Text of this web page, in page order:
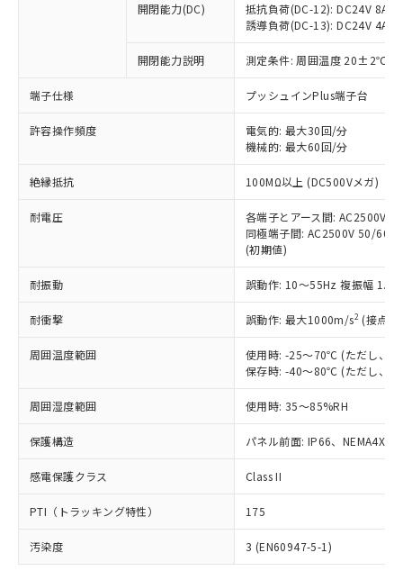
開閉能力(DC)
抵抗負荷(DC-12): DC24V 8A/
誘導負荷(DC-13): DC24V 4A/
開閉能力説明 測定条件: 周囲温度 20±2℃、
端子仕様 プッシュインPlus端子台
許容操作頻度
電気的: 最大30回/分
機械的: 最大60回/分
絶縁抵抗 100MΩ以上 (DC500Vメガ)
耐電圧
各端子とアース間: AC2500V
同極端子間: AC2500V 50/
(初期値)
耐振動 誤動作: 10～55Hz 複振幅
耐衝撃 誤動作: 最大1000m/s2 (接点
周囲温度範囲
使用時: -25～70℃ (ただし、氷
保存時: -40～80℃ (ただし、氷
周囲湿度範囲 使用時: 35～85%RH
保護構造 パネル前面: IP66、NEMA4X,
感電保護クラス Class II
PTI（トラッキング特性） 175
汚染度 3 (EN60947-5-1)
以下の条件をお読みいただき、同意のうえ
ご利用ください。
本サービスは、当社制御機器事業取扱
商品の当社在庫状況および標準価格
(税抜)を提供させていただくもので
当社制御機器事業取扱商品の中には、
本サービスの対象外となる商品もある
ことをご了承ください。
在庫状況および標準価格照会結果は、
記載している更新日時点での社内デー
タに基づき作成されるものであり、閲
覧された時点での実際の在庫および標
準価格とは異なる場合があることをご
正式な納期状況および標準価格はお客
様のお取引先、またはお客様担当のオ
ムロン制御機器販売店・当社販売員に
オムロン制御機器販売店や当社販売拠
販売ネットワーク
」をご確認
在庫状況および標準価格結果を当社の
事前の承諾なく第三者に漏洩または開
示しないようお願いします。
マイパーツ機能（部品リスト作成サー
ビス）をご利用いただくには、I-Web
対応予定なし：EU RoHS指令（10物質）の
非含有に非対応の商品で、対応品を出す予
調査・確認中：EU RoHS指令（10物質）の
非含有の対応状況を調査中または確認中の
商品です。
非該当品：ライセンス料など無形物で、有
害物質有無と関係のない商品です。
仕入先様の事情により、非含有部品として
いたものが、含有品と判明した場合などや
むを得ず変更することがあります。
鉛(Pb) 1000ppm以下、 水銀(Hg) 1000ppm以下、 カド
六価クロム(Cr(Ⅵ)) 1000ppm以下、ポリ臭化ビフェニル
類(PBB) 1000ppm以下、ポリ臭化ジフェニルエーテル類
ルベンジル（BBP） 1000ppm以下、フタル酸ジブチル
（DBP） 1000ppm以下、フタル酸ジイソブチル
但し、RoHS指令で産業用監視および制御機器に対する
適用除外項目は除く。
フタル酸エステル類の４物質については閾値を超える意
図的な使用がないことを確認しています。
部品在庫の切り替え状況などにより、予定
月が前後することがあります。
「○」：最大均質材料含有率が中国RoHSの
基準値以下であることを示します。
「×」：最大均質材料含有率が中国RoHSの
基準値を超えていることを示します。
「－」：未確認です。当社販売部門へお問
*中国RoHS10物質の基準値 (GB/T26572)：
Pb(鉛) :1000ppm、 Hg(水銀) : 1000ppm、 Cd(カドミウ
Cr(Ⅵ)(六価クロム) : 1000ppm、 PBBs(ポリ臭化ビフェ
ニル類) : 1000ppm、 PBDEs(ポリ臭化ジフェニルエーテ
ル類) : 1000ppm、
DBP(フタル酸ジブチル) : 1000ppm、 DIBP(フタル酸ジ
イソブチル) : 1000ppm、 BBP(フタル酸ブチルベンジ
DEHP(フタル酸ビス(2-エチルヘキシル)) : 1000ppm
「ｅ」：有害物質（10物質）のすべてが基
準値以下であることを示します。
「10」：通常の使用状況下において有害物
質が外部に漏えいし、環境に深刻な影響を
及ぼさない年数を意味します。
当社は、これら貴社製品のうち、外国
為替および外国貿易法に定める商品
（以下｢規制貨物等」という）を輸出
または国外への提供する場合は、日本
国政府の輸出許可(または役務取引許
可)を取得するなどの必要な手続きを
当社は規制貨物を破棄する場合は、完
全に破砕するなど、違法に輸出されな
いよう必要な手段を講じます。
当社は貴社製品を、核兵器、ミサイ
ル、化学兵器、生物兵器またはその他
武器並びにこれらの製造装置等に一切
当社は、貴社製品を第三者に販売する
場合は、上記1、2および3の内容を当
該第三者に通知します。また当社は、
販売先および販売に係わる関係者が違
法に輸出するおそれがある場合は、取
り引きをいたしません。
一定数以上の在庫あり
一定数には満たないが在庫あり
在庫なし(最新の在庫状況につ
いては、お客様のお取引先、ま
たはお客様担当のオムロン制御
機器販売店・当社販売員にご確
受注生産機種、また在庫状況の
情報を公開していない機種